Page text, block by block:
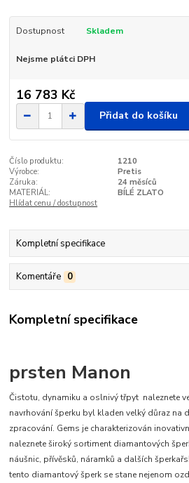
Dostupnost Skladem
Nejsme plátci DPH
16 783 Kč
Přidat do košíku
Číslo produktu:
1210
Výrobce:
Pretis
Záruka:
24 měsíců
MATERIÁL:
BÍLÉ ZLATO
Hlídat cenu / dostupnost
Kompletní specifikace
Komentáře 0
Kompletní specifikace
prsten Manon
Čistotu, dynamiku a oslnivý třpyt naleznete
navrhování šperku byl kladen velký důraz na
zpracování. Gems je charakterizován
naleznete široký sortiment diamantových
náušnic, přívěsků, náramků a dalších
tento diamantový šperk se stane nejenom